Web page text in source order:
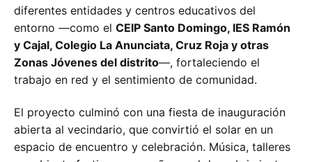
diferentes entidades y centros educativos del
entorno —como el CEIP Santo Domingo, IES Ramón
y Cajal, Colegio La Anunciata, Cruz Roja y otras
Zonas Jóvenes del distrito—, fortaleciendo el
trabajo en red y el sentimiento de comunidad.
El proyecto culminó con una fiesta de inauguración
abierta al vecindario, que convirtió el solar en un
espacio de encuentro y celebración. Música, talleres